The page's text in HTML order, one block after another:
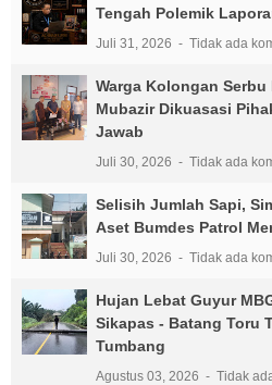
Tengah Polemik
Juli 31, 2026 Tidak ada
Warga Kolongan Serbu
Mubazir Dikuasasi
Jawab
Juli 30, 2026 Tidak ada
Selisih Jumlah Sapi,
Aset Bumdes Patrol
Juli 30, 2026 Tidak ada
Hujan Lebat Guyur
Sikapas - Batang Toru
Tumbang
Agustus 03, 2026 Tidak